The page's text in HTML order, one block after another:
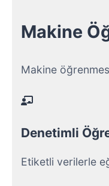
Makine
Makine
Denetimli
Etiketli verilerle